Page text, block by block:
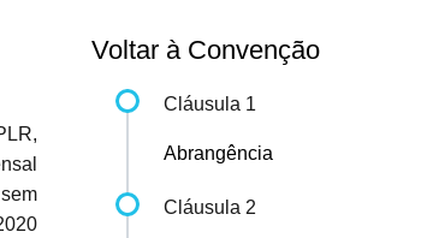
Voltar à Convenção
Cláusula 1
Abrangência
Cláusula 2